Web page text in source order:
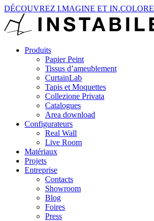
DÉCOUVREZ I.MAGINE ET IN.COLORE
Produits
Papier Peint
Tissus d’ameublement
CurtainLab
Tapis et Moquettes
Collezione Privata
Catalogues
Area download
Configurateurs
Real Wall
Live Room
Matériaux
Projets
Entreprise
Contacts
Showroom
Blog
Foires
Press